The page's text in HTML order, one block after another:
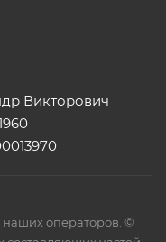
Викторович
наших операторов. ©